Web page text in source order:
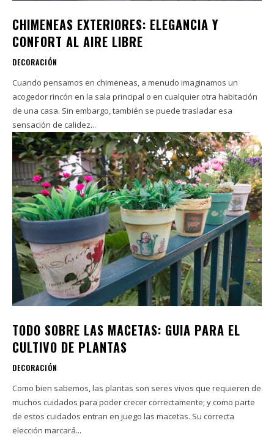
CHIMENEAS EXTERIORES: ELEGANCIA Y
CONFORT AL AIRE LIBRE
DECORACIÓN
Cuando pensamos en chimeneas, a menudo imaginamos un
acogedor rincón en la sala principal o en cualquier otra habitación
de una casa. Sin embargo, también se puede trasladar esa
sensación de calidez...
TODO SOBRE LAS MACETAS: GUIA PARA EL
CULTIVO DE PLANTAS
DECORACIÓN
Como bien sabemos, las plantas son seres vivos que requieren de
muchos cuidados para poder crecer correctamente; y como parte
de estos cuidados entran en juego las macetas. Su correcta
elección marcará...